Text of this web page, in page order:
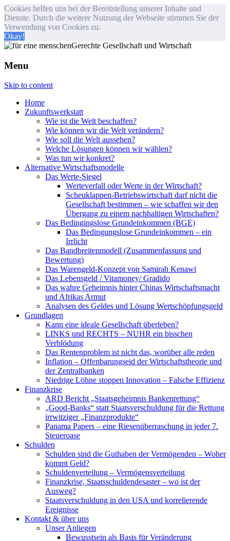
Cookies helfen uns bei der Bereitstellung unserer Inhalte und
Dienste. Durch die weitere Nutzung der Webseite stimmen Sie der
Verwendung von Cookies zu.
Okay!
Menu
Skip to content
Home
Zukunftswerkstatt
Wie ist die Welt beschaffen?
Wie können wir die Welt verändern?
Wie soll die Welt aussehen?
Welche Lösungen können wir wählen?
Was tun wir konkret?
Alternative Wirtschaftsmodelle
Das Werte-Siegel
Werteverfall oder Werte in der Wirtschaft?
Scheuklappen-Betriebswirtschaft darf nicht die
Gesellschaft bestimmen – wie schaffen wir den
Übergang zu einem nachhaltigen Wirtschaften?
Das Bedingingslose Grundeinkommen (BGE)
Das Bedingungslose Grundeinkommen – ein
Irrlicht
Das Bandbreitenmodell (Zusammenfassung und
Bewertung)
Das Warengeld-Konzept von Samirah Kenawi
Das Lebensgeld / Vitamoney/ Gradido
Das wahre Geheimnis hinter Chinas Wirtschaftsmacht
und Afrikas Armut
Analysen des Geldes und Lösung Wertschöpfungsgeld
Grundlagen
Kann eine ideale Gesellschaft überleben?
LINKS und RECHTS – NUHR ein bisschen
Verblödung
Das Rentenproblem ist nicht das, worüber alle reden
Inflation – Offenbarungseid der Wirtschaftstheorie und
der Zentralbanken
Niedrige Löhne stoppen Innovation – Falsche Effizienz
Finanzkrise
ARD Bericht „Staatsgeheimnis Bankenrettung“
„Good-Banks“ statt Staatsverschuldung für die Rettung
irrwitziger „Finanzprodukte“
Panama Papers – eine Riesenüberraschung in jeder 7.
Steueroase
Schulden
Schulden sind die Guthaben der Vermögenden – Woher
kommt Geld?
Schuldenverteilung – Vermögensverteilung
Finanzkrise, Staatsschuldendesaster – wo ist der
Ausweg?
Staatsverschuldung in den USA und korrelierende
Ereignisse
Kontakt & über uns
Unser Anliegen
Bewusstsein als Basis für Veränderung